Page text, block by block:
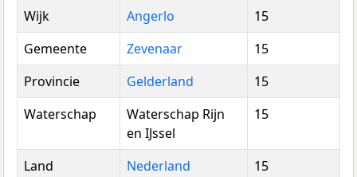
Wijk
Angerlo
15
Gemeente
Zevenaar
15
Provincie
Gelderland
15
Waterschap
Waterschap Rijn
en IJssel
15
Land Nederland 15